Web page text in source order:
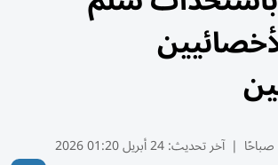
| آخر تحديث:24 أبريل 01:20 2026